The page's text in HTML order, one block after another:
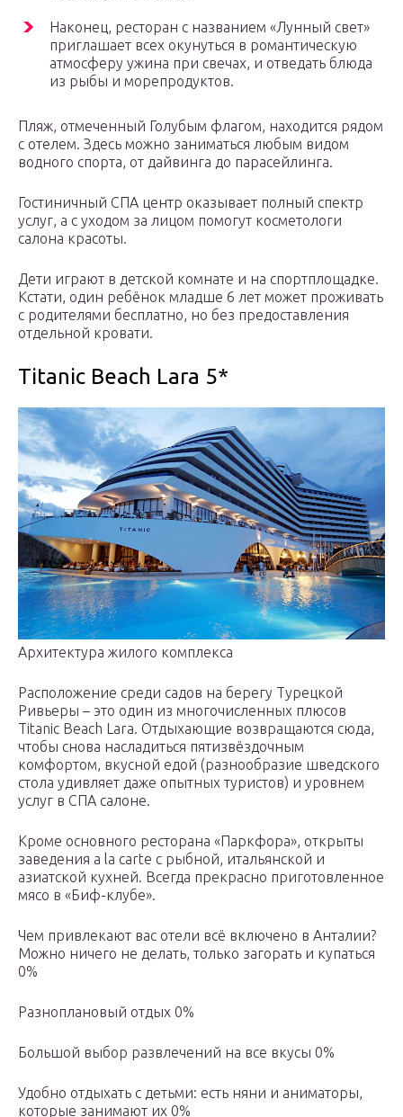
Наконец, ресторан с названием «Лунный свет»
приглашает всех окунуться в романтическую
атмосферу ужина при свечах, и отведать блюда
из рыбы и морепродуктов.
Пляж, отмеченный Голубым флагом, находится рядом
с отелем. Здесь можно заниматься любым видом
водного спорта, от дайвинга до парасейлинга.
Гостиничный СПА центр оказывает полный спектр
услуг, а с уходом за лицом помогут косметологи
салона красоты.
Дети играют в детской комнате и на спортплощадке.
Кстати, один ребёнок младше 6 лет может проживать
с родителями бесплатно, но без предоставления
отдельной кровати.
Titanic Beach Lara 5*
Архитектура жилого комплекса
Расположение среди садов на берегу Турецкой
Ривьеры – это один из многочисленных плюсов
Titanic Beach Lara. Отдыхающие возвращаются сюда,
чтобы снова насладиться пятизвёздочным
комфортом, вкусной едой (разнообразие шведского
стола удивляет даже опытных туристов) и уровнем
услуг в СПА салоне.
Кроме основного ресторана «Паркфора», открыты
заведения a la carte с рыбной, итальянской и
азиатской кухней. Всегда прекрасно приготовленное
мясо в «Биф-клубе».
Чем привлекают вас отели всё включено в Анталии?
Можно ничего не делать, только загорать и купаться
0%
Разноплановый отдых 0%
Большой выбор развлечений на все вкусы 0%
Удобно отдыхать с детьми: есть няни и аниматоры,
которые занимают их 0%